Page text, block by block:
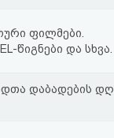
ფილმები.
წიგნები და სხვა.
დაბადების